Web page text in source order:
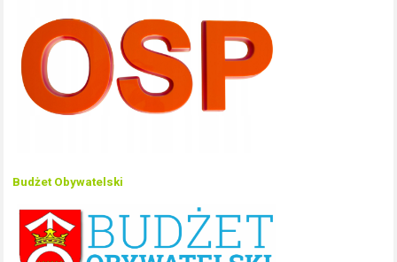
Budżet Obywatelski